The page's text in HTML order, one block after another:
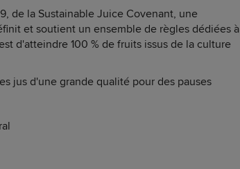
de la Sustainable Juice Covenant, une
et soutient un ensemble de règles dédiées à
d'atteindre 100 % de fruits issus de la culture
jus d'une grande qualité pour des pauses